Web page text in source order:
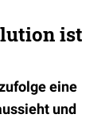
ist
eine
und